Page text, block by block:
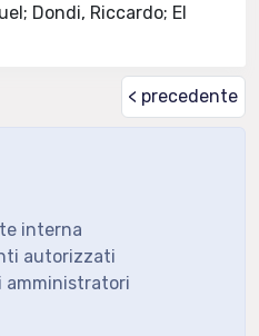
Dondi, Riccardo; El
< precedente
interna
autorizzati
amministratori